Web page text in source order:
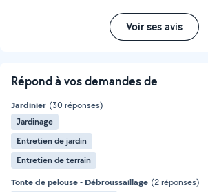
Voir ses avis
Répond à vos demandes de
Jardinier (30 réponses)
Jardinage
Entretien de jardin
Entretien de terrain
Tonte de pelouse - Débroussaillage (2 réponses)